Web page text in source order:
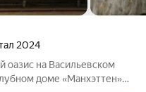
2024
на Васильевском
доме «Манхэттен»